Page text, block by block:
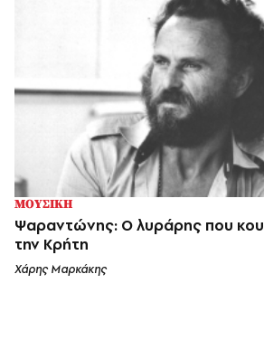
ΜΟΥΣΙΚΗ
Ψαραντώνης: Ο λυράρης που
την Κρήτη
Χάρης Μαρκάκης